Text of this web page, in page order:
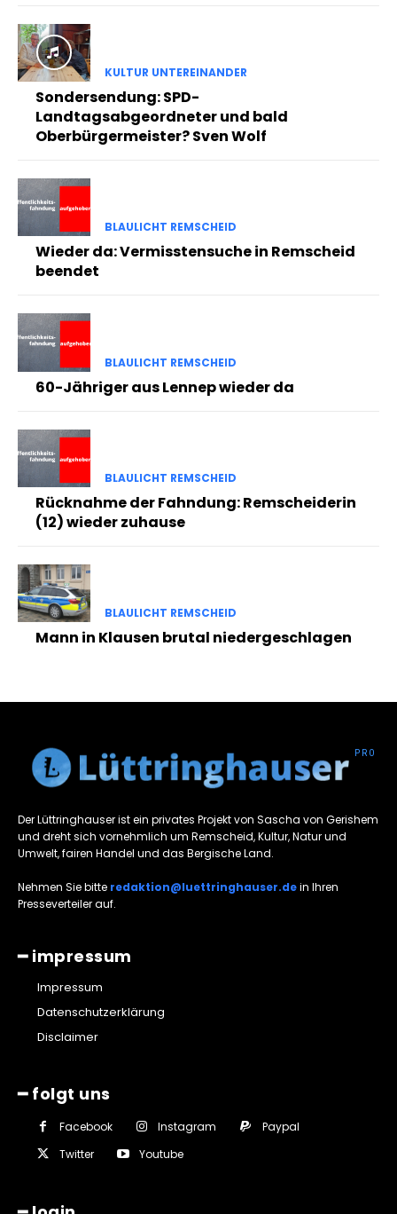
KULTUR UNTEREINANDER
Sondersendung: SPD-
Landtagsabgeordneter und bald
Oberbürgermeister? Sven Wolf
BLAULICHT REMSCHEID
Wieder da: Vermisstensuche in Remscheid
beendet
BLAULICHT REMSCHEID
60-Jähriger aus Lennep wieder da
BLAULICHT REMSCHEID
Rücknahme der Fahndung: Remscheiderin
(12) wieder zuhause
BLAULICHT REMSCHEID
Mann in Klausen brutal niedergeschlagen
Der Lüttringhauser ist ein privates Projekt von Sascha von Gerishem
und dreht sich vornehmlich um Remscheid, Kultur, Natur und
Umwelt, fairen Handel und das Bergische Land.
Nehmen Sie bitte redaktion@luettringhauser.dein Ihren
Presseverteiler auf.
━ impressum
Impressum
Datenschutzerklärung
Disclaimer
━ folgt uns
Facebook Instagram
Paypal
Twitter
Youtube